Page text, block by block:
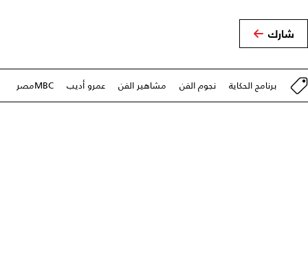
شارك
برنامج الحكاية نجوم الفن مشاهير الفن عمرو أديب MBCمصر